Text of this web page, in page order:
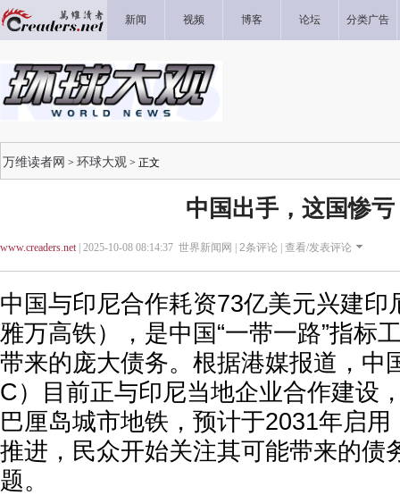
新闻 视频 博客 论坛 分类广告
万维读者网 > 环球大观 > 正文
中国出手，这国惨亏
www.creaders.net| 2025-10-08 08:14:37 世界新闻网 | 2条评论 | 查看/发表评论
中国与印尼合作耗资73亿美元兴建印
雅万高铁），是中国“一带一路”指标
带来的庞大债务。根据港媒报道，中
C）目前正与印尼当地企业合作建设
巴厘岛城市地铁，预计于2031年启
推进，民众开始关注其可能带来的债
题。